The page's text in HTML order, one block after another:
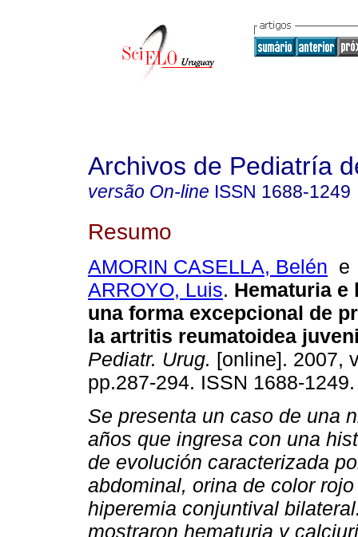
Archivos de Pediatría
versão On-line ISSN 1688-1249
Resumo
AMORIN CASELLA, Belén
ARROYO, Luis. Hematuria
una forma excepcional de
la artritis reumatoidea
Pediatr. Urug. [online]. 2007,
pp.287-294. ISSN 1688-1249.
Se presenta un caso de una
años que ingresa con una
de evolución caracterizada
abdominal, orina de color
hiperemia conjuntival
mostraron hematuria y